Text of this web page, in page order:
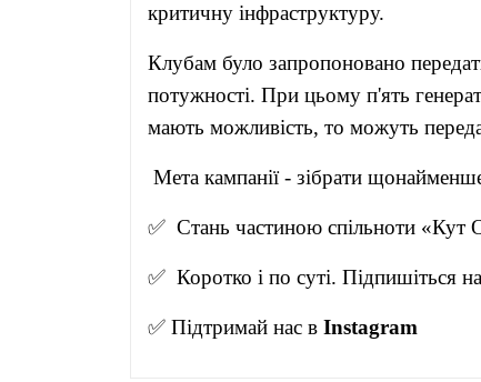
критичну інфраструктуру.
Клубам було запропоновано
потужності. При цьому п'ять
мають можливість, то можуть
Мета кампанії - зібрати
✅ Стань частиною спільноти «Кут
✅ Коротко і по суті. Підпишіться
✅ Підтримай нас в Instagram